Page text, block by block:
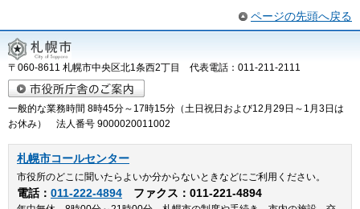
ページの先頭へ戻る
〒060-8611 札幌市中央区北1条西2丁目 代表電話：011-211-2111
一般的な業務時間 8時45分～17時15分（土日祝日および12月29日～1月3日は
お休み） 法人番号 9000020011002
札幌市コールセンター
市役所のどこに聞いたらよいか分からないときなどにご利用ください。
電話： 011-222-4894 ファクス：011-221-4894